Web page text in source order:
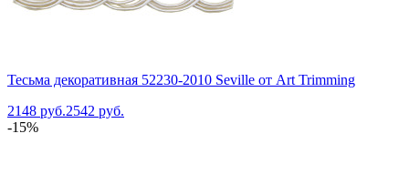
Тесьма декоративная 52230-2010 Seville от Art Trimming
2148 руб.2542 руб.
-15%